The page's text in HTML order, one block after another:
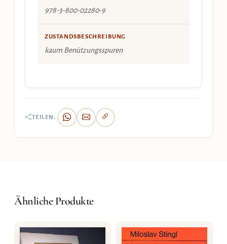
978-3-800-02280-9
ZUSTANDSBESCHREIBUNG
kaum Benützungsspuren
TEILEN:
Ähnliche Produkte